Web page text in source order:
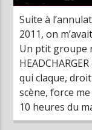
Suite à
2011, on
Un ptit groupe
qui claque,
scène, force
10 heures du